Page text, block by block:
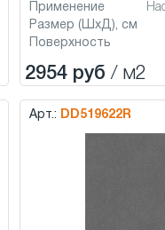
Применение
Размер (ШхД), см
Поверхность
2954 руб / м2
Арт.: DD519622R